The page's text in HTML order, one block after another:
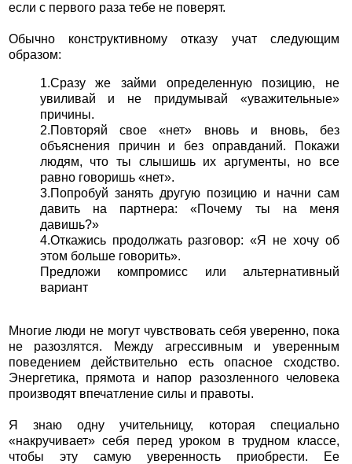
если с первого раза тебе не поверят.
Обычно конструктивному отказу учат следующим
образом:
1.Сразу же займи определенную позицию, не
увиливай и не придумывай «уважительные»
причины.
2.Повторяй свое «нет» вновь и вновь, без
объяснения причин и без оправданий. Покажи
людям, что ты слышишь их аргументы, но все
равно говоришь «нет».
3.Попробуй занять другую позицию и начни сам
давить на партнера: «Почему ты на меня
давишь?»
4.Откажись продолжать разговор: «Я не хочу об
этом больше говорить».
Предложи компромисс или альтернативный
вариант
Многие люди не могут чувствовать себя уверенно, пока
не разозлятся. Между агрессивным и уверенным
поведением действительно есть опасное сходство.
Энергетика, прямота и напор разозленного человека
производят впечатление силы и правоты.
Я знаю одну учительницу, которая специально
«накручивает» себя перед уроком в трудном классе,
чтобы эту самую уверенность приобрести. Ее